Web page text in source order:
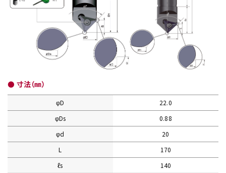
● 寸法（㎜）
φD
22.0
φDs
0.88
φd
20
L
170
ℓs
140